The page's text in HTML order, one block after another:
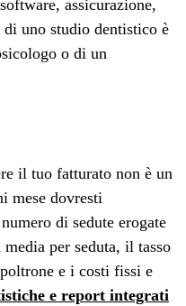
assicurazione,
uno studio dentistico è
o di un
il tuo fatturato non è un
mese dovresti
di sedute erogate
per seduta, il tasso
e i costi fissi e
e report integrati